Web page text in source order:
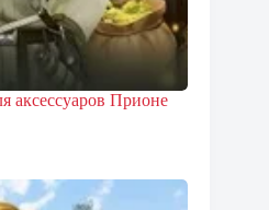
аксессуаров Прионе